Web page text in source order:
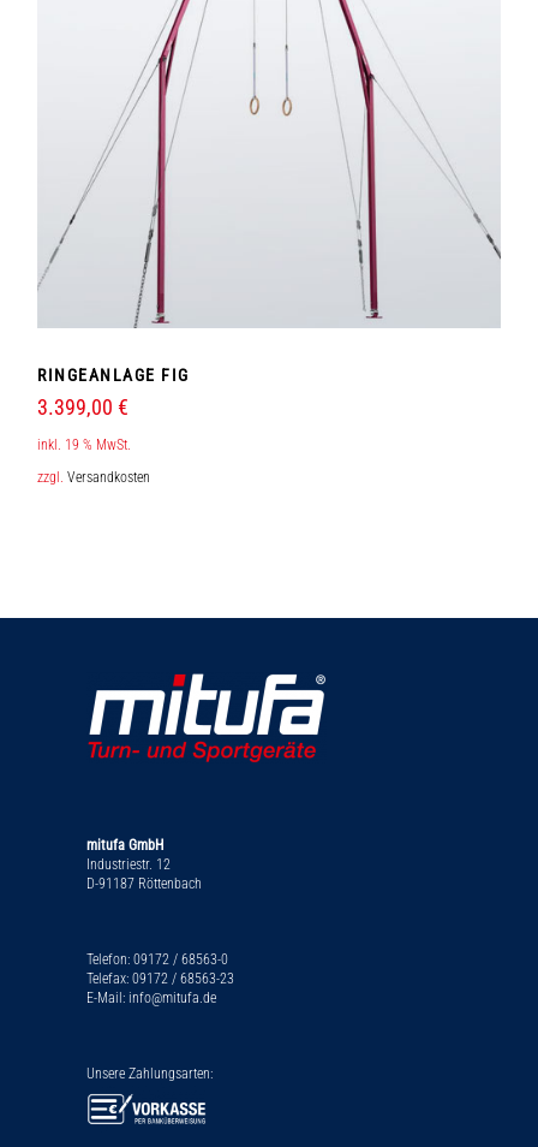
RINGEANLAGE FIG
3.399,00 €
inkl. 19 % MwSt.
zzgl.Versandkosten
mitufa GmbH
Industriestr. 12
D-91187 Röttenbach
Telefon: 09172 / 68563-0
Telefax: 09172 / 68563-23
E-Mail: info@mitufa.de
Unsere Zahlungsarten: